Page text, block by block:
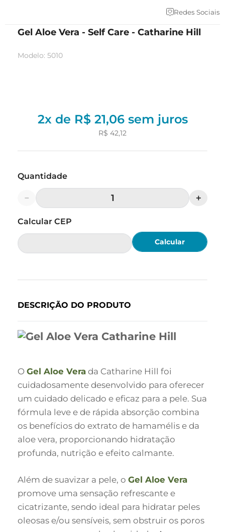
Redes Sociais
Gel Aloe Vera - Self Care - Catharine Hill
Modelo: 5010
2x de R$ 21,06sem juros
R$ 42,12
Quantidade
＋
－
Calcular
DESCRIÇÃO DO PRODUTO
O Gel Aloe Vera da Catharine Hill foi
cuidadosamente desenvolvido para oferecer
um cuidado delicado e eficaz para a pele. Sua
fórmula leve e de rápida absorção combina
os benefícios do extrato de hamamélis e da
aloe vera, proporcionando hidratação
profunda, nutrição e efeito calmante.
Além de suavizar a pele, o Gel Aloe Vera
promove uma sensação refrescante e
cicatrizante, sendo ideal para hidratar peles
oleosas e/ou sensíveis, sem obstruir os poros